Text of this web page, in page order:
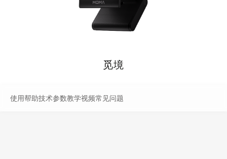
觅境
使用帮助技术参数教学视频常见问题